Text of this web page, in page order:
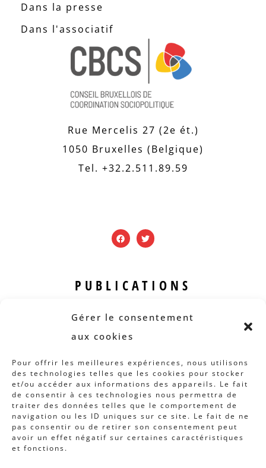
Gérer le consentement
aux cookies
Pour offrir les meilleures expériences, nous utilisons
des technologies telles que les cookies pour stocker
et/ou accéder aux informations des appareils. Le fait
de consentir à ces technologies nous permettra de
traiter des données telles que le comportement de
navigation ou les ID uniques sur ce site. Le fait de ne
pas consentir ou de retirer son consentement peut
avoir un effet négatif sur certaines caractéristiques
et fonctions.
Dans la presse
Dans l'associatif
Rue Mercelis 27 (2e ét.)
1050 Bruxelles (Belgique)
Tel. +32.2.511.89.59
PUBLICATIONS
Revue B.I.S.
Rapports et analyses
Articles
AUTRES INFOS
Actions
Concertation
Archives